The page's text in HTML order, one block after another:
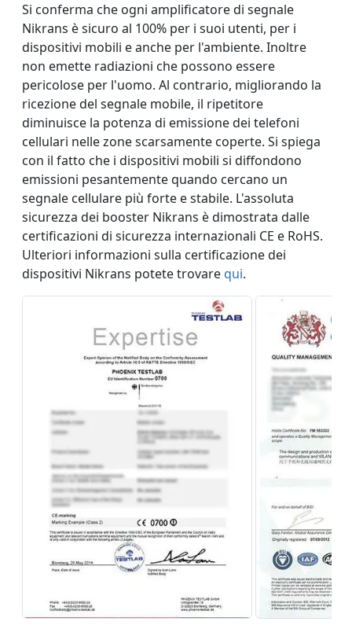
Si conferma che ogni amplificatore di segnale
Nikrans è sicuro al 100% per i suoi utenti, per i
dispositivi mobili e anche per l'ambiente. Inoltre
non emette radiazioni che possono essere
pericolose per l'uomo. Al contrario, migliorando la
ricezione del segnale mobile, il ripetitore
diminuisce la potenza di emissione dei telefoni
cellulari nelle zone scarsamente coperte. Si spiega
con il fatto che i dispositivi mobili si diffondono
emissioni pesantemente quando cercano un
segnale cellulare più forte e stabile. L'assoluta
sicurezza dei booster Nikrans è dimostrata dalle
certificazioni di sicurezza internazionali CE e RoHS.
Ulteriori informazioni sulla certificazione dei
dispositivi Nikrans potete trovarequi.